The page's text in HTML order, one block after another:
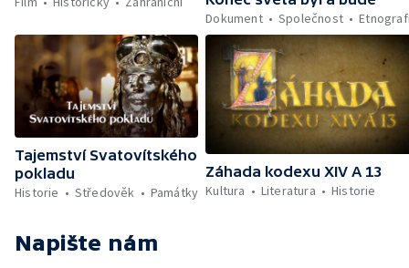
Dokument
Společnost
Tajemství Svatovítského
pokladu
Historie
Středověk Památky
Záhada kodexu XIV A 13
Kultura
Literatura Historie
Napište nám